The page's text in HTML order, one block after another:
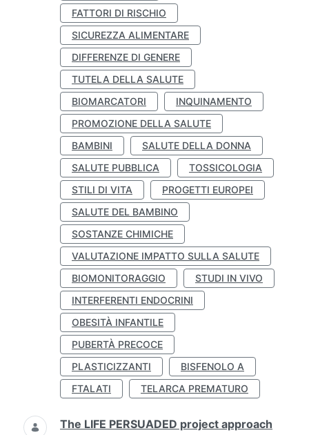
FATTORI DI RISCHIO
SICUREZZA ALIMENTARE
DIFFERENZE DI GENERE
TUTELA DELLA SALUTE
BIOMARCATORI
INQUINAMENTO
PROMOZIONE DELLA SALUTE
BAMBINI
SALUTE DELLA DONNA
SALUTE PUBBLICA
TOSSICOLOGIA
STILI DI VITA
PROGETTI EUROPEI
SALUTE DEL BAMBINO
SOSTANZE CHIMICHE
VALUTAZIONE IMPATTO SULLA SALUTE
BIOMONITORAGGIO
STUDI IN VIVO
INTERFERENTI ENDOCRINI
OBESITÀ INFANTILE
PUBERTÀ PRECOCE
PLASTICIZZANTI
BISFENOLO A
FTALATI
TELARCA PREMATURO
The LIFE PERSUADED project approach